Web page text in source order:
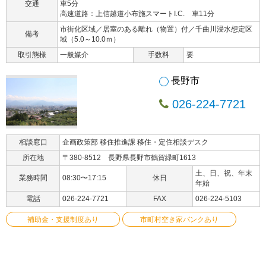
交通
車5分
高速道路：上信越道小布施スマートI.C. 車11分
備考
市街化区域／居室のある離れ（物置）付／千曲川浸水想定区
域（5.0～10.0ｍ）
取引態様
一般媒介 手数料 要
長野市
026-224-7721
相談窓口
企画政策部 移住推進課 移住・定住相談デスク
所在地
〒380-8512 長野県長野市鶴賀緑町1613
業務時間 08:30〜17:15 休日
土、日、祝、年末
年始
電話
026-224-7721 FAX 026-224-5103
補助金・支援制度あり 市町村空き家バンクあり